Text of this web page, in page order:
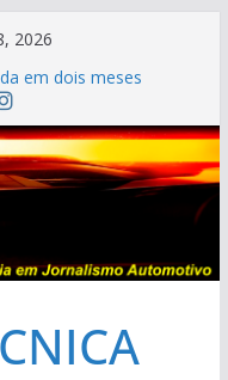
2026
em dois meses
4×4
no “Poços Classic
– Chevrolet Calibra
garagem